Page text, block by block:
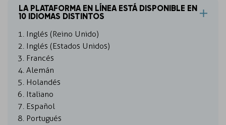
LA PLATAFORMA EN LÍNEA ESTÁ DISPONIBLE EN
10 IDIOMAS DISTINTOS
Inglés (Reino Unido)
Inglés (Estados Unidos)
Francés
Alemán
Holandés
Italiano
Español
Portugués